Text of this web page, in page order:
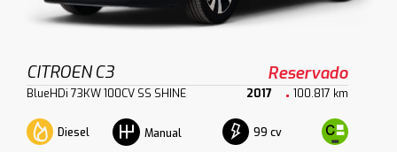
CITROEN C3 Reservado
BlueHDi 73KW 100CV SS SHINE 2017 100.817 km
Diesel Manual 99 cv